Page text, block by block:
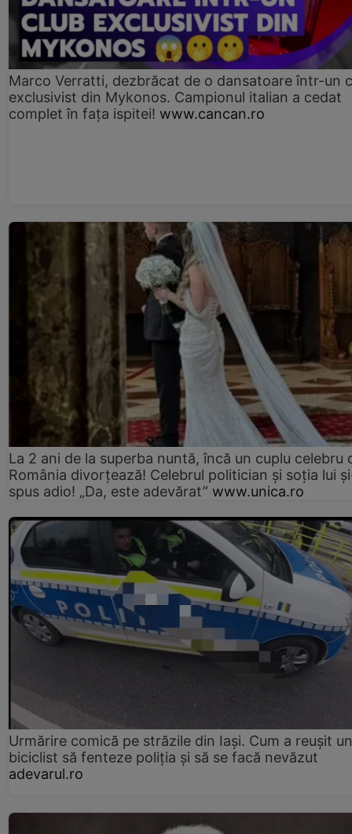
Marco Verratti, dezbrăcat de o dansatoare într-un
exclusivist din Mykonos. Campionul italian a cedat
complet în fața ispitei! www.cancan.ro
La 2 ani de la superba nuntă, încă un cuplu celebru
România divorțează! Celebrul politician și soția lui
spus adio! „Da, este adevărat” www.unica.ro
Urmărire comică pe străzile din Iași. Cum a reușit un
biciclist să fenteze poliția și să se facă nevăzut
adevarul.ro